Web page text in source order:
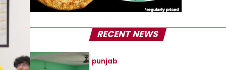
RECENT NEWS
punjab